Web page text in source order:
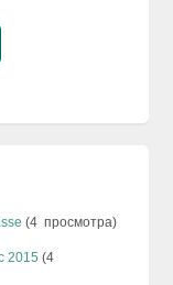
(4 просмотра)
2015 (4